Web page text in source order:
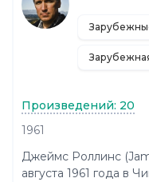
Произведений: 20
1961
Джеймс Роллинс
августа 1961 года в